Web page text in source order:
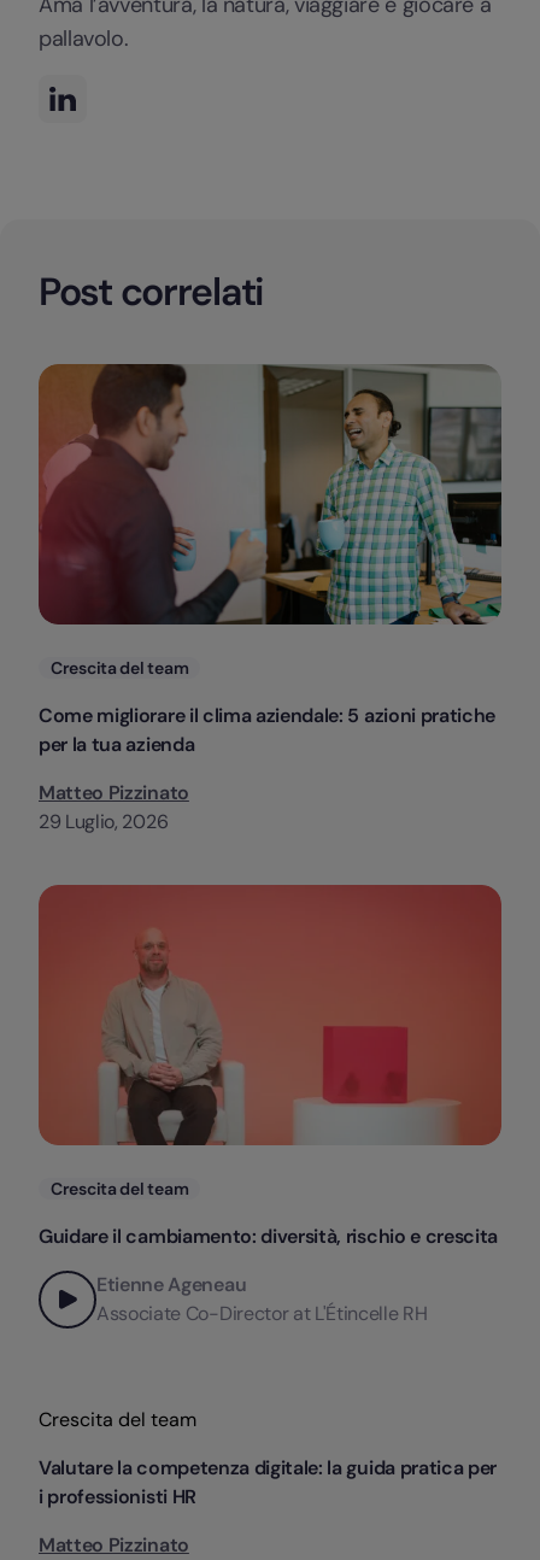
pallavolo.
Post correlati
Categorie
Crescita del team
Come migliorare il clima aziendale: 5 azioni pratiche
per la tua azienda
Matteo Pizzinato
29 Luglio, 2026
Categorie
Crescita del team
Guidare il cambiamento: diversità, rischio e crescita
Etienne Ageneau
Associate Co-Director at L'Étincelle RH
Categorie
Crescita del team
Valutare la competenza digitale: la guida pratica per
i professionisti HR
Matteo Pizzinato